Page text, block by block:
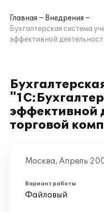
Главная
Внедрения
Бухгалтерская система
эффективной
эффективной
торговой
Москва, Апрель
Вариант работы
Файловый